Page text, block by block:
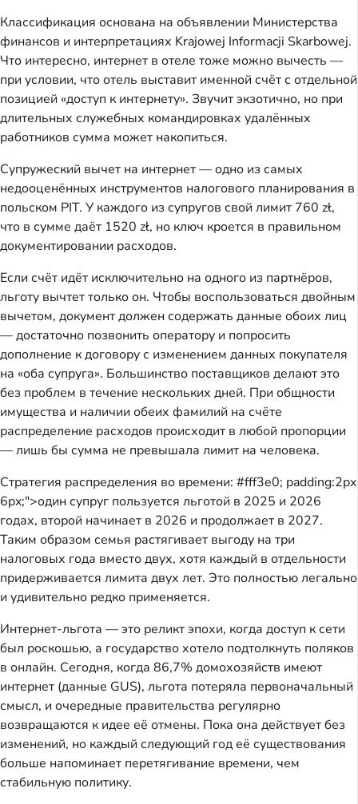
Классификация основана на объявлении Министерства
финансов и интерпретациях Krajowej Informacji Skarbowej.
Что интересно, интернет в отеле тоже можно вычесть —
при условии, что отель выставит именной счёт с отдельной
позицией «доступ к интернету». Звучит экзотично, но при
длительных служебных командировках удалённых
работников сумма может накопиться.
Супружеский вычет на интернет — одно из самых
недооценённых инструментов налогового планирования в
польском PIT. У каждого из супругов свой лимит 760 zł,
что в сумме даёт 1520 zł, но ключ кроется в правильном
документировании расходов.
Если счёт идёт исключительно на одного из партнёров,
льготу вычтет только он. Чтобы воспользоваться двойным
вычетом, документ должен содержать данные обоих лиц
— достаточно позвонить оператору и попросить
дополнение к договору с изменением данных покупателя
на «оба супруга». Большинство поставщиков делают это
без проблем в течение нескольких дней. При общности
имущества и наличии обеих фамилий на счёте
распределение расходов происходит в любой пропорции
— лишь бы сумма не превышала лимит на человека.
Стратегия распределения во времени: #fff3e0; padding:2px
6px;">один супруг пользуется льготой в 2025 и 2026
годах, второй начинает в 2026 и продолжает в 2027.
Таким образом семья растягивает выгоду на три
налоговых года вместо двух, хотя каждый в отдельности
придерживается лимита двух лет. Это полностью легально
и удивительно редко применяется.
Интернет-льгота — это реликт эпохи, когда доступ к сети
был роскошью, а государство хотело подтолкнуть поляков
в онлайн. Сегодня, когда 86,7% домохозяйств имеют
интернет (данные GUS), льгота потеряла первоначальный
смысл, и очередные правительства регулярно
возвращаются к идее её отмены. Пока она действует без
изменений, но каждый следующий год её существования
больше напоминает перетягивание времени, чем
стабильную политику.